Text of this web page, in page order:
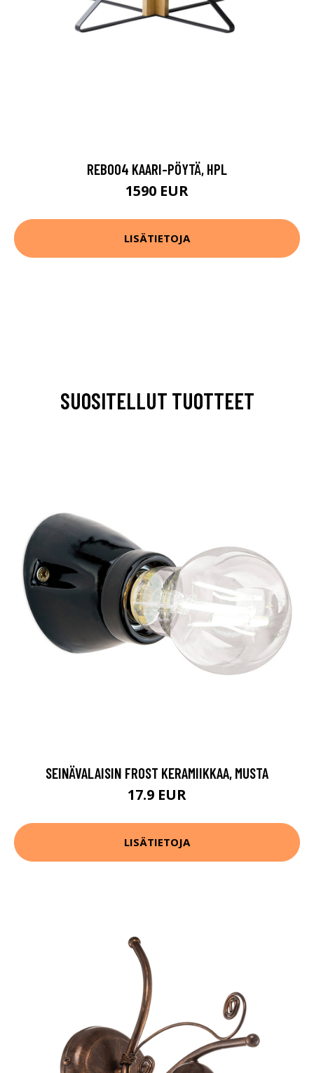
REB004 KAARI-PÖYTÄ, HPL
1590 EUR
LISÄTIETOJA
SUOSITELLUT TUOTTEET
SEINÄVALAISIN FROST KERAMIIKKAA, MUSTA
17.9 EUR
LISÄTIETOJA